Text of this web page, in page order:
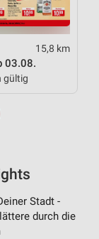
15,8 km
03.08.
gültig
Stadt -
durch die